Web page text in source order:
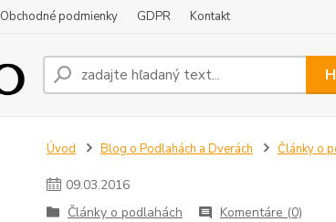
Obchodné podmienky GDPR Kontakt
Úvod Blog o Podlahách a Dverách Články o
09.03.2016
Články o podlahách
Komentáre (0)